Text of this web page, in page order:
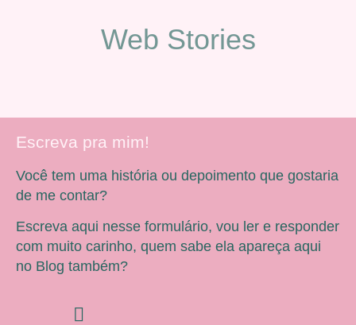
Web Stories
Escreva pra mim!
Você tem uma história ou depoimento que gostaria
de me contar?
Escreva aqui nesse formulário, vou ler e responder
com muito carinho, quem sabe ela apareça aqui
no Blog também?